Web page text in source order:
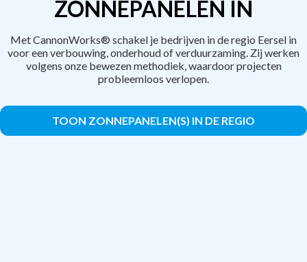
ZONNEPANELEN IN
Met CannonWorks® schakel je bedrijven in de regio Eersel in
voor een verbouwing, onderhoud of verduurzaming. Zij werken
volgens onze bewezen methodiek, waardoor projecten
probleemloos verlopen.
TOON ZONNEPANELEN(S) IN DE REGIO